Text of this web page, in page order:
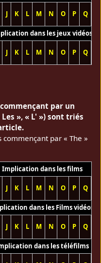
J K L M N O P Q
dans les jeux vidéos
J K L M N O P Q
par un
», « L' ») sont triés
par « The »
Implication dans les films
J K L M N O P Q
dans les Films vidéos
J K L M N O P Q
dans les téléfilms